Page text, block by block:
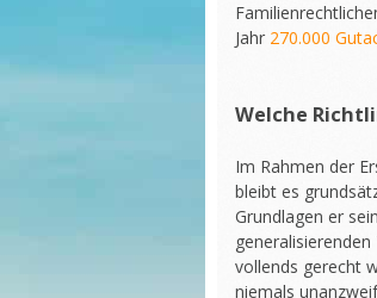
Jahr 270.000
Welche
Im Rahmen der
bleibt es
Grundlagen er
vollends gerecht
niemals